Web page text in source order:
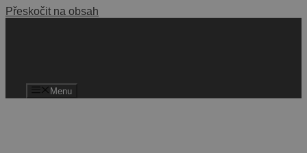
Přeskočit na obsah
Menu